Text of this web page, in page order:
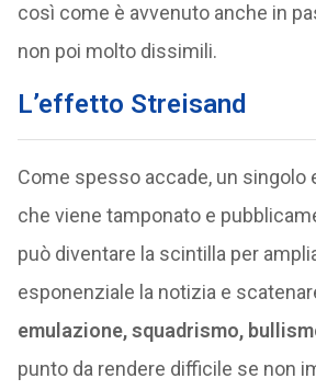
così come è avvenuto anche in
non poi molto dissimili.
L’effetto Streisand
Come spesso accade, un singolo
che viene tamponato e
può diventare la scintilla per
esponenziale la notizia e
emulazione, squadrismo,
punto da rendere difficile se non